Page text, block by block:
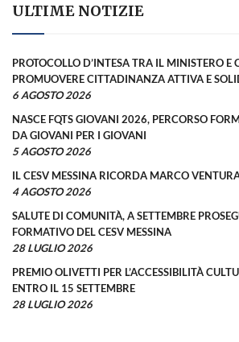
ULTIME NOTIZIE
PROTOCOLLO D’INTESA TRA IL MINISTERO E
PROMUOVERE CITTADINANZA ATTIVA E
6 AGOSTO 2026
NASCE FQTS GIOVANI 2026, PERCORSO
DA GIOVANI PER I GIOVANI
5 AGOSTO 2026
IL CESV MESSINA RICORDA MARCO
4 AGOSTO 2026
SALUTE DI COMUNITÀ, A SETTEMBRE
FORMATIVO DEL CESV MESSINA
28 LUGLIO 2026
PREMIO OLIVETTI PER L’ACCESSIBILITÀ
ENTRO IL 15 SETTEMBRE
28 LUGLIO 2026